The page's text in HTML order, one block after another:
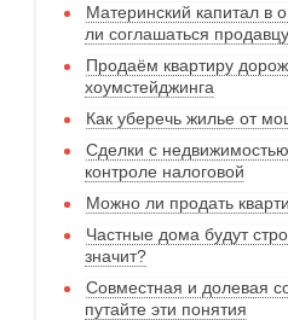
Материнский капитал в
ли соглашаться
Продаём квартиру
хоумстейджинга
Как уберечь жилье от
Сделки с
контроле налоговой
Можно ли продать
Частные дома будут
значит?
Совместная и долевая
путайте эти понятия